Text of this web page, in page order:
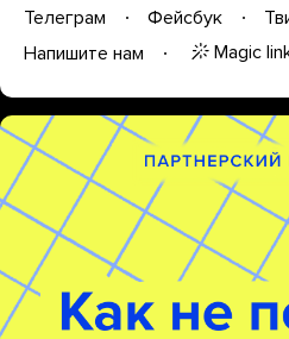
Телеграм Фейсбук
Напишите нам
Magic